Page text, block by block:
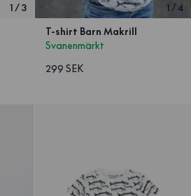
1 /3
1 /4
T-shirt Barn Makrill
Svanenmärkt
299 SEK